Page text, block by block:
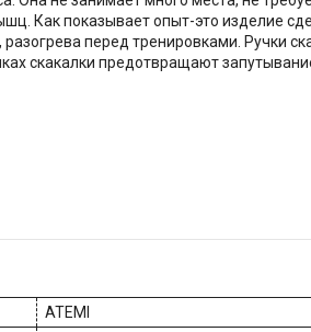
Как показывает опыт-это изделие
перед тренировками. Ручки
скакалки предотвращают
ATEMI